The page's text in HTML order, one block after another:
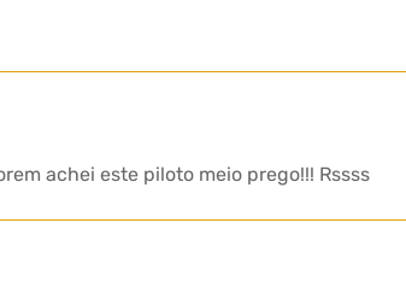
achei este piloto meio prego!!! Rssss